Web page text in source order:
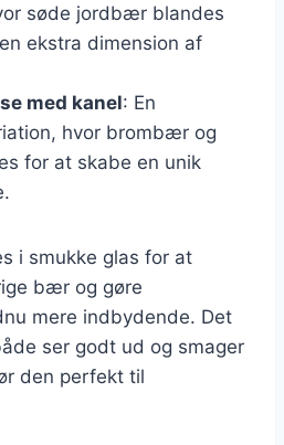
søde jordbær blandes
ekstra dimension af
med kanel: En
hvor brombær og
for at skabe en unik
i smukke glas for at
bær og gøre
mere indbydende. Det
ser godt ud og smager
den perfekt til